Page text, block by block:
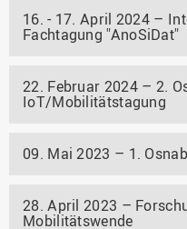
16. - 17. April 2024 –
Fachtagung "AnoSiDat"
22. Februar 2024 – 2.
IoT/Mobilitätstagung
09. Mai 2023 – 1.
28. April 2023 –
Mobilitätswende